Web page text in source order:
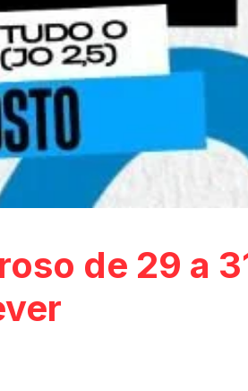
de 29 a